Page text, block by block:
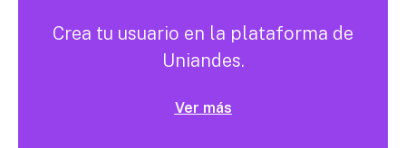
Crea tu usuario en la plataforma de
Uniandes.
Ver más